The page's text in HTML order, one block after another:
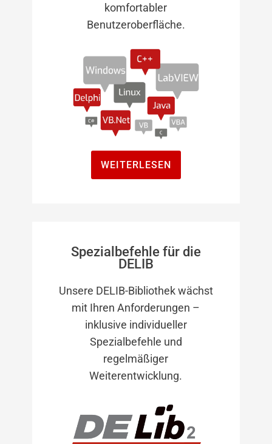
komfortabler
Benutzeroberfläche.
WEITERLESEN
Spezialbefehle für die
DELIB
Unsere DELIB-Bibliothek wächst
mit Ihren Anforderungen –
inklusive individueller
Spezialbefehle und
regelmäßiger
Weiterentwicklung.